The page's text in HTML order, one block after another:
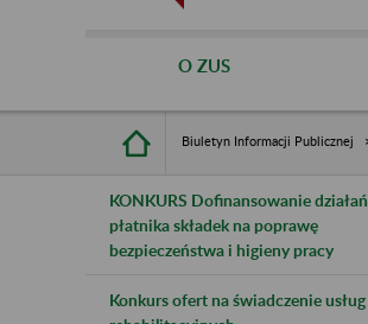
O ZUS
Biuletyn Informacji Publicznej
KONKURS Dofinansowanie działań
płatnika składek na poprawę
bezpieczeństwa i higieny pracy
Konkurs ofert na świadczenie usług